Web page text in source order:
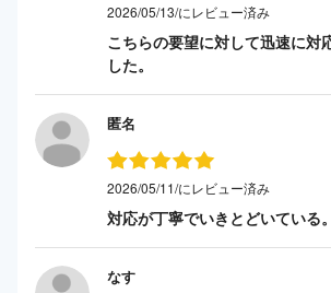
2026/05/13/にレビュー済み
こちらの要望に対して迅速に対
した。
匿名
2026/05/11/にレビュー済み
対応が丁寧でいきとどいている。
なす